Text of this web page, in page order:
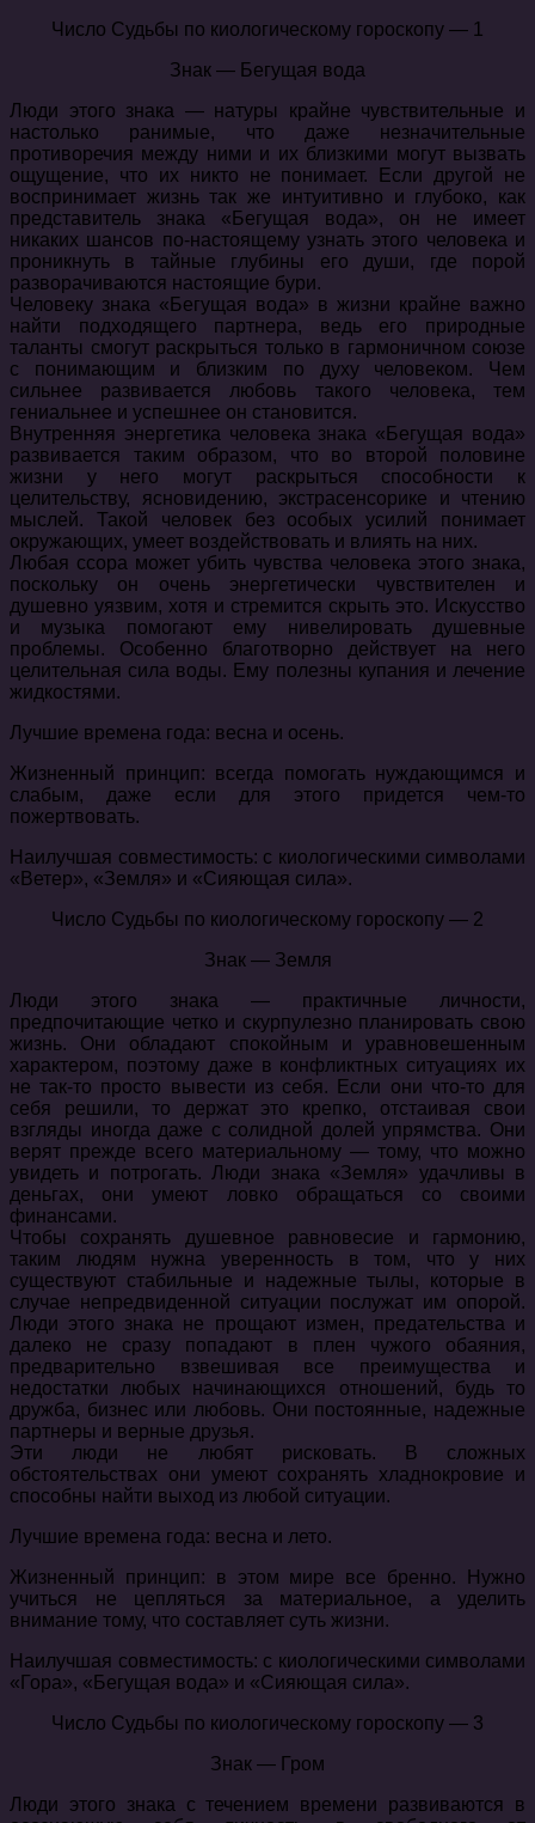
Число Судьбы по киологическому гороскопу — 1
Знак — Бегущая вода
Люди этого знака — натуры крайне чувствительные и
настолько ранимые, что даже незначительные
противоречия между ними и их близкими могут вызвать
ощущение, что их никто не понимает. Если другой не
воспринимает жизнь так же интуитивно и глубоко, как
представитель знака «Бегущая вода», он не имеет
никаких шансов по-настоящему узнать этого человека и
проникнуть в тайные глубины его души, где порой
разворачиваются настоящие бури.
Человеку знака «Бегущая вода» в жизни крайне важно
найти подходящего партнера, ведь его природные
таланты смогут раскрыться только в гармоничном союзе
с понимающим и близким по духу человеком. Чем
сильнее развивается любовь такого человека, тем
гениальнее и успешнее он становится.
Внутренняя энергетика человека знака «Бегущая вода»
развивается таким образом, что во второй половине
жизни у него могут раскрыться способности к
целительству, ясновидению, экстрасенсорике и чтению
мыслей. Такой человек без особых усилий понимает
окружающих, умеет воздействовать и влиять на них.
Любая ссора может убить чувства человека этого знака,
поскольку он очень энергетически чувствителен и
душевно уязвим, хотя и стремится скрыть это. Искусство
и музыка помогают ему нивелировать душевные
проблемы. Особенно благотворно действует на него
целительная сила воды. Ему полезны купания и лечение
жидкостями.
Лучшие времена года: весна и осень.
Жизненный принцип: всегда помогать нуждающимся и
слабым, даже если для этого придется чем-то
пожертвовать.
Наилучшая совместимость: с киологическими символами
«Ветер», «Земля» и «Сияющая сила».
Число Судьбы по киологическому гороскопу — 2
Знак — Земля
Люди этого знака — практичные личности,
предпочитающие четко и скурпулезно планировать свою
жизнь. Они обладают спокойным и уравновешенным
характером, поэтому даже в конфликтных ситуациях их
не так-то просто вывести из себя. Если они что-то для
себя решили, то держат это крепко, отстаивая свои
взгляды иногда даже с солидной долей упрямства. Они
верят прежде всего материальному — тому, что можно
увидеть и потрогать. Люди знака «Земля» удачливы в
деньгах, они умеют ловко обращаться со своими
финансами.
Чтобы сохранять душевное равновесие и гармонию,
таким людям нужна уверенность в том, что у них
существуют стабильные и надежные тылы, которые в
случае непредвиденной ситуации послужат им опорой.
Люди этого знака не прощают измен, предательства и
далеко не сразу попадают в плен чужого обаяния,
предварительно взвешивая все преимущества и
недостатки любых начинающихся отношений, будь то
дружба, бизнес или любовь. Они постоянные, надежные
партнеры и верные друзья.
Эти люди не любят рисковать. В сложных
обстоятельствах они умеют сохранять хладнокровие и
способны найти выход из любой ситуации.
Лучшие времена года: весна и лето.
Жизненный принцип: в этом мире все бренно. Нужно
учиться не цепляться за материальное, а уделить
внимание тому, что составляет суть жизни.
Наилучшая совместимость: с киологическими символами
«Гора», «Бегущая вода» и «Сияющая сила».
Число Судьбы по киологическому гороскопу — 3
Знак — Гром
Люди этого знака с течением времени развиваются в